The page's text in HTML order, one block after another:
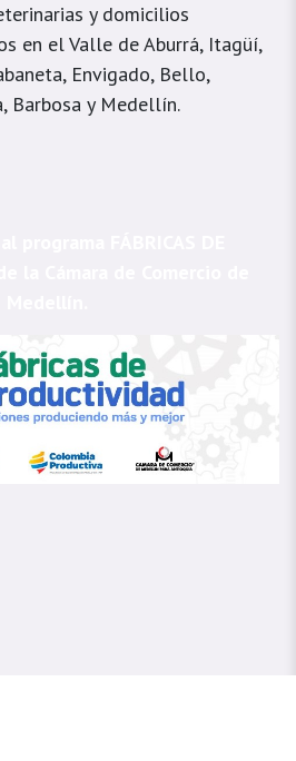
y domicilios
en el Valle de Aburrá, Itagüí,
Envigado, Bello,
Barbosa y Medellín.